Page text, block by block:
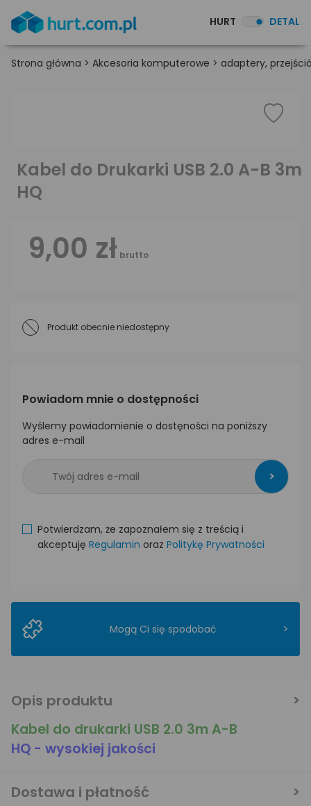
HURT DETAL
Strona główna > Akcesoria komputerowe > adaptery,
Kabel do Drukarki USB 2.0 A-B 3m
HQ
9,00 zł brutto
Produkt obecnie niedostępny
Powiadom mnie o dostępności
Wyślemy powiadomienie o dostęności na poniższy
adres e-mail
>
Potwierdzam, że zapoznałem się z treścią i
akceptuję Regulamin oraz Politykę Prywatności
Mogą Ci się spodobać >
Opis produktu
Kabel do drukarki USB 2.0 3m A-B
HQ - wysokiej jakości
Dostawa i płatność